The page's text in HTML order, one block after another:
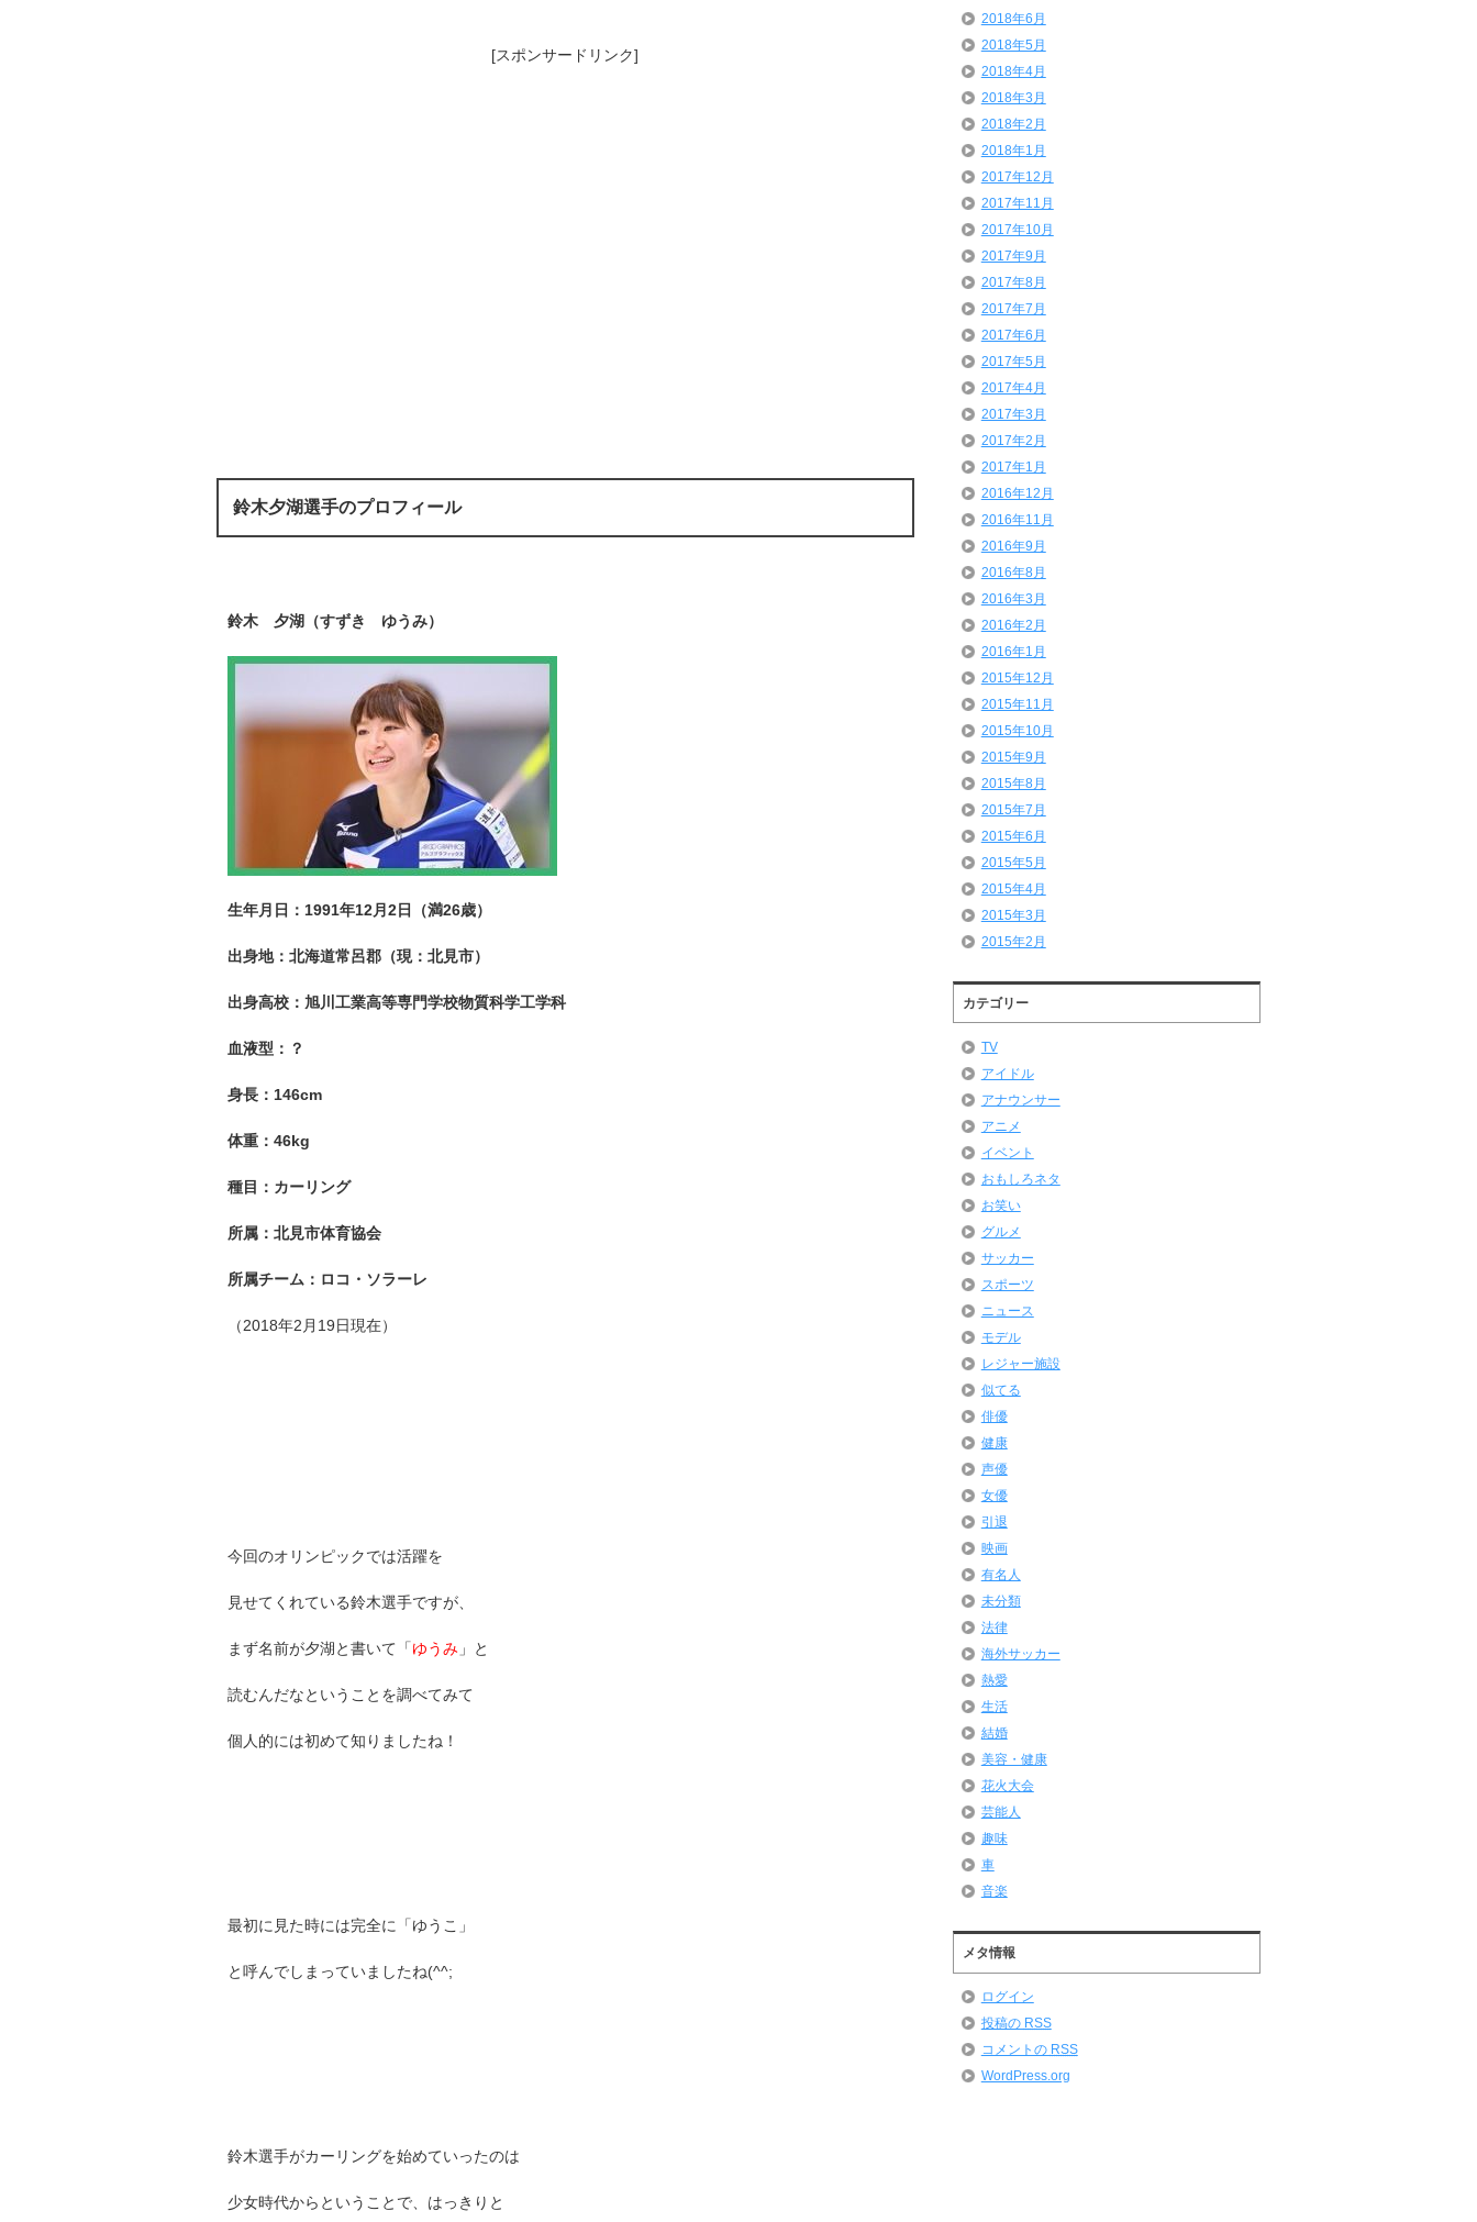
[スポンサードリンク]
鈴木夕湖選手のプロフィール
鈴木 夕湖（すずき ゆうみ）
生年月日：1991年12月2日（満26歳）
出身地：北海道常呂郡（現：北見市）
出身高校：旭川工業高等専門学校物質科学工学科
血液型：？
身長：146cm
体重：46kg
種目：カーリング
所属：北見市体育協会
所属チーム：ロコ・ソラーレ
（2018年2月19日現在）
今回のオリンピックでは活躍を
見せてくれている鈴木選手ですが、
まず名前が夕湖と書いて「ゆうみ 」と
読むんだなということを調べてみて
個人的には初めて知りましたね！
最初に見た時には完全に「ゆうこ」
と呼んでしまっていましたね(^^;
鈴木選手がカーリングを始めていったのは
少女時代からということで、はっきりと
2018年6月
2018年5月
2018年4月
2018年3月
2018年2月
2018年1月
2017年12月
2017年11月
2017年10月
2017年9月
2017年8月
2017年7月
2017年6月
2017年5月
2017年4月
2017年3月
2017年2月
2017年1月
2016年12月
2016年11月
2016年9月
2016年8月
2016年3月
2016年2月
2016年1月
2015年12月
2015年11月
2015年10月
2015年9月
2015年8月
2015年7月
2015年6月
2015年5月
2015年4月
2015年3月
2015年2月
カテゴリー
TV
アイドル
アナウンサー
アニメ
イベント
おもしろネタ
お笑い
グルメ
サッカー
スポーツ
ニュース
モデル
レジャー施設
似てる
俳優
健康
声優
女優
引退
映画
有名人
未分類
法律
海外サッカー
熱愛
生活
結婚
美容・健康
花火大会
芸能人
趣味
車
音楽
メタ情報
ログイン
投稿の RSS
コメントの RSS
WordPress.org